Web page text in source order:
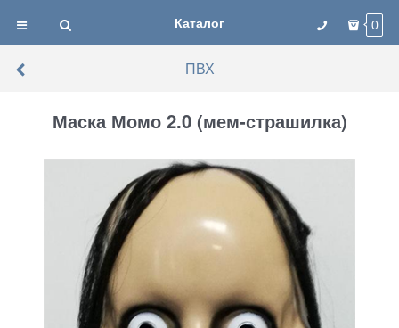
Каталог 0
ПВХ
Маска Момо 2.0 (мем-страшилка)